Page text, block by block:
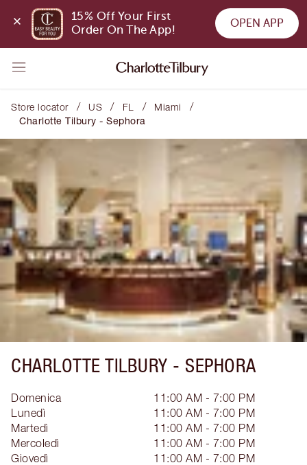
15% Off Your First
Order On The App!
OPEN APP
Store locator / US / FL / Miami /
Charlotte Tilbury - Sephora
CHARLOTTE TILBURY - SEPHORA
Domenica
11:00 AM - 7:00 PM
Lunedì
11:00 AM - 7:00 PM
Martedì
11:00 AM - 7:00 PM
Mercoledì
11:00 AM - 7:00 PM
Giovedì
11:00 AM - 7:00 PM